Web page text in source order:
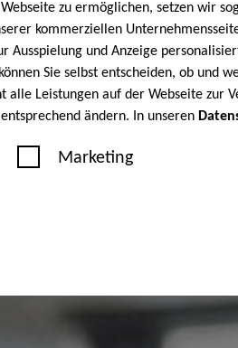
zu ermöglichen, setzen wir
kommerziellen
Ausspielung und Anzeige
Sie selbst entscheiden, ob und
alle Leistungen auf der Webseite zur
ändern. In unseren
Marketing